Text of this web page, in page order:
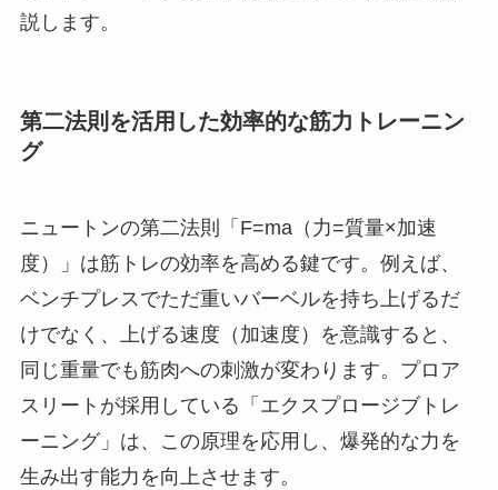
説します。
第二法則を活用した効率的な筋力トレーニン
グ
ニュートンの第二法則「F=ma（力=質量×加速
度）」は筋トレの効率を高める鍵です。例えば、
ベンチプレスでただ重いバーベルを持ち上げるだ
けでなく、上げる速度（加速度）を意識すると、
同じ重量でも筋肉への刺激が変わります。プロア
スリートが採用している「エクスプロージブトレ
ーニング」は、この原理を応用し、爆発的な力を
生み出す能力を向上させます。